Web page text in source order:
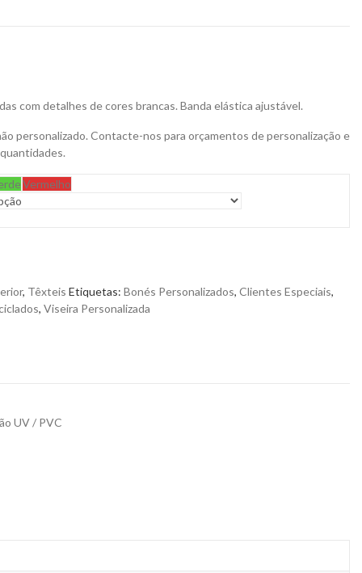
com detalhes de cores brancas. Banda elástica ajustável.
personalizado. Contacte-nos para orçamentos de personalização e
Vermelho
, Têxteis Etiquetas: Bonés Personalizados, Clientes Especiais,
, Viseira Personalizada
UV / PVC